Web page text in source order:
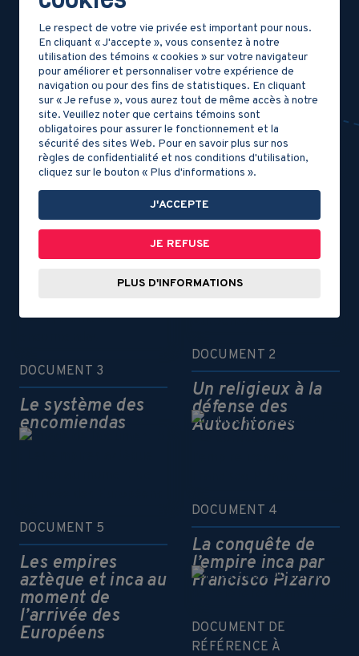
Dossier
documentaire
AMORCE
avant l’expansion
Les épidémies
DOCUMENT 2
Un religieux à la
défense des
Autochtones
DOCUMENT 3
Le système des
encomiendas
DOCUMENT 4
La conquête de
l’empire inca par
Francisco Pizarro
DOCUMENT 5
Les empires
aztèque et inca au
moment de
l’arrivée des
Européens
DOCUMENT DE
RÉFÉRENCE À
Le respect de votre vie privée est important pour nous.
En cliquant « J'accepte », vous consentez à notre
utilisation des témoins « cookies » sur votre navigateur
pour améliorer et personnaliser votre expérience de
navigation ou pour des fins de statistiques. En cliquant
sur « Je refuse », vous aurez tout de même accès à notre
site. Veuillez noter que certains témoins sont
obligatoires pour assurer le fonctionnement et la
sécurité des sites Web. Pour en savoir plus sur nos
règles de confidentialité et nos conditions d'utilisation,
cliquez sur le bouton « Plus d'informations ».
J'ACCEPTE
JE REFUSE
PLUS D'INFORMATIONS